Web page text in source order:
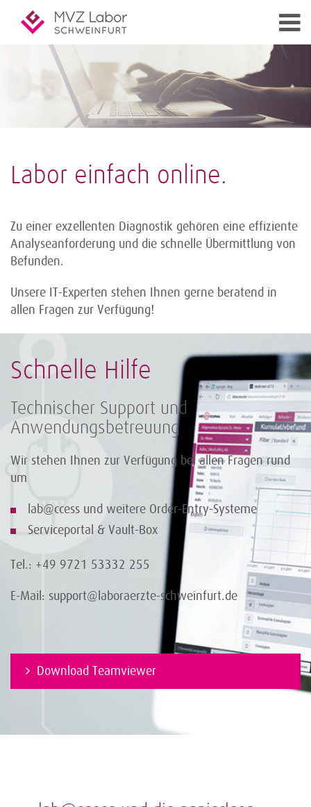
Labor einfach online.
Zu einer exzellenten Diagnostik gehören eine effiziente
Analyseanforderung und die schnelle Übermittlung von
Befunden.
Unsere IT-Experten stehen Ihnen gerne beratend in
allen Fragen zur Verfügung!
Schnelle Hilfe
Technischer Support und
Anwendungsbetreuung
Wir stehen Ihnen zur Verfügung bei allen Fragen rund
um
lab@ccess und weitere Order-Entry-Systeme
Serviceportal & Vault-Box
Tel.: +49 9721 53332 255
E-Mail: support@laboraerzte-schweinfurt.de
Download Teamviewer